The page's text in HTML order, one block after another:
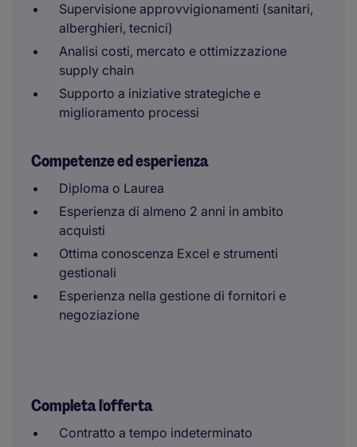
Supervisione approvvigionamenti (sanitari,
alberghieri, tecnici)
Analisi costi, mercato e ottimizzazione
supply chain
Supporto a iniziative strategiche e
miglioramento processi
Competenze ed esperienza
Diploma o Laurea
Esperienza di almeno 2 anni in ambito
acquisti
Ottima conoscenza Excel e strumenti
gestionali
Esperienza nella gestione di fornitori e
negoziazione
Completa l'offerta
Contratto a tempo indeterminato